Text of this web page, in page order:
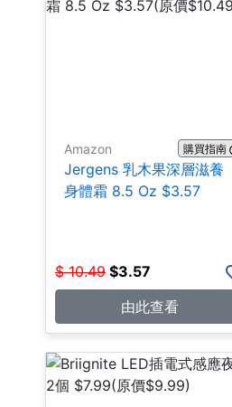
Amazon 購買指南
Jergens 乳木果深層滋養
身體霜 8.5 Oz $3.57
$ 10.49 $3.57
由此查看